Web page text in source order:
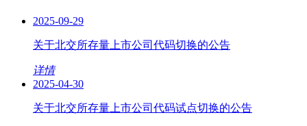
2025-09-29
关于北交所存量上市公司代码切换的公告
详情
2025-04-30
关于北交所存量上市公司代码试点切换的公告